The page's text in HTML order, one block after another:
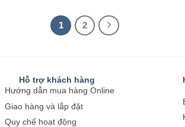
1 2
Hỗ trợ khách hàng
Hướng dẫn mua hàng Online
Giao hàng và lắp đặt
Quy chế hoạt động